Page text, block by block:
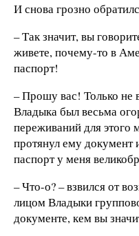
И снова грозно
– Так значит, вы
живете, почему-то в
паспорт!
– Прошу вас! Только не
Владыка был весьма
переживаний для этого
протянул ему документ
паспорт у меня
– Что-о? – взвился от
лицом Владыки
документе, кем вы